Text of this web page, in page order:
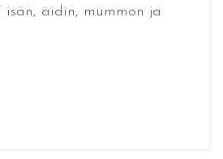
isän, äidin, mummon ja